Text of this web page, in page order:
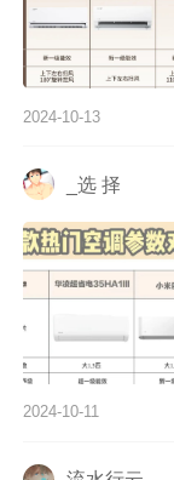
2024-10-13
_选 择
2024-10-11